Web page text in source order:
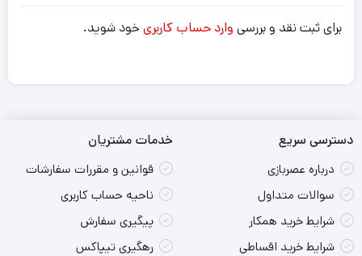
برای ثبت نقد و بررسی وارد حساب کاربری خود شوید.
دسترسی سریع
درباره عصربازی
سوالات متداول
شرایط خرید همکار
شرایط خرید اقساطی
خدمات مشتریان
قوانین و مقررات سفارشات
ناحیه حساب کاربری
پیگیری سفارش
رهگیری تیپاکس